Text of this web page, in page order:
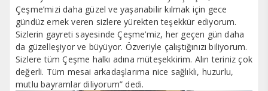
Çeşme’mizi daha güzel ve yaşanabilir kılmak için gece
gündüz emek veren sizlere yürekten teşekkür ediyorum.
Sizlerin gayreti sayesinde Çeşme’miz, her geçen gün daha
da güzelleşiyor ve büyüyor. Özveriyle çalıştığınızı biliyorum.
Sizlere tüm Çeşme halkı adına müteşekkirim. Alın teriniz çok
değerli. Tüm mesai arkadaşlarıma nice sağlıklı, huzurlu,
mutlu bayramlar diliyorum” dedi.